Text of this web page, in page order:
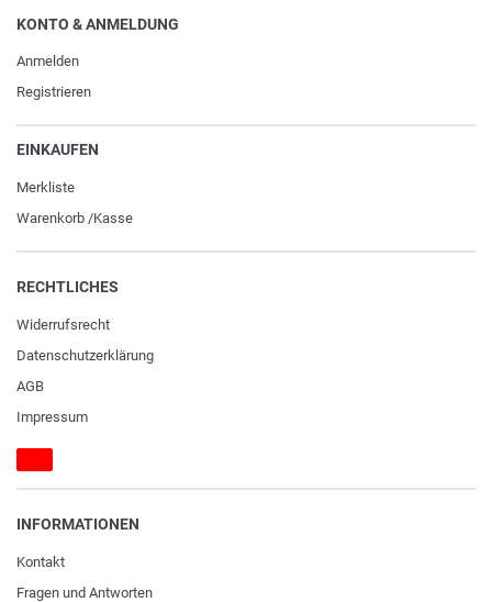
KONTO & ANMELDUNG
Anmelden
Registrieren
EINKAUFEN
Merkliste
Warenkorb /Kasse
RECHTLICHES
Widerrufs­recht
Daten­schutz­erklärung
AGB
Impressum
INFORMATIONEN
Kontakt
Fragen und Antworten